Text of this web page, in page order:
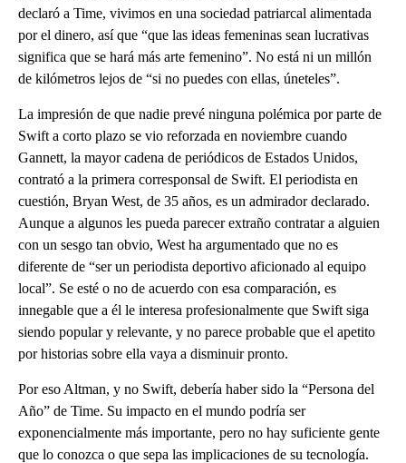
declaró a Time, vivimos en una sociedad patriarcal alimentada
por el dinero, así que “que las ideas femeninas sean lucrativas
significa que se hará más arte femenino”. No está ni un millón
de kilómetros lejos de “si no puedes con ellas, úneteles”.
La impresión de que nadie prevé ninguna polémica por parte de
Swift a corto plazo se vio reforzada en noviembre cuando
Gannett, la mayor cadena de periódicos de Estados Unidos,
contrató a la primera corresponsal de Swift. El periodista en
cuestión, Bryan West, de 35 años, es un admirador declarado.
Aunque a algunos les pueda parecer extraño contratar a alguien
con un sesgo tan obvio, West ha argumentado que no es
diferente de “ser un periodista deportivo aficionado al equipo
local”. Se esté o no de acuerdo con esa comparación, es
innegable que a él le interesa profesionalmente que Swift siga
siendo popular y relevante, y no parece probable que el apetito
por historias sobre ella vaya a disminuir pronto.
Por eso Altman, y no Swift, debería haber sido la “Persona del
Año” de Time. Su impacto en el mundo podría ser
exponencialmente más importante, pero no hay suficiente gente
que lo conozca o que sepa las implicaciones de su tecnología.